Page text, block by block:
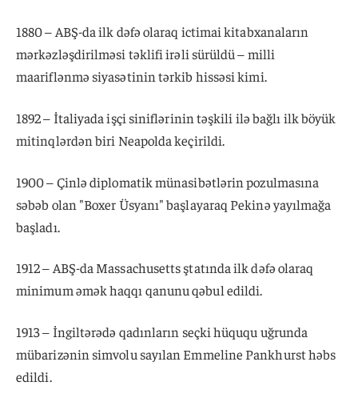
1880 – ABŞ-da ilk dəfə olaraq ictimai kitabxanaların
mərkəzləşdirilməsi təklifi irəli sürüldü – milli
maariflənmə siyasətinin tərkib hissəsi kimi.
1892 – İtaliyada işçi siniflərinin təşkili ilə bağlı ilk böyük
mitinqlərdən biri Neapolda keçirildi.
1900 – Çinlə diplomatik münasibətlərin pozulmasına
səbəb olan "Boxer Üsyanı" başlayaraq Pekinə yayılmağa
başladı.
1912 – ABŞ-da Massachusetts ştatında ilk dəfə olaraq
minimum əmək haqqı qanunu qəbul edildi.
1913 – İngiltərədə qadınların seçki hüququ uğrunda
mübarizənin simvolu sayılan Emmeline Pankhurst həbs
edildi.